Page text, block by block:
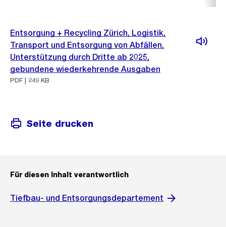
Entsorgung + Recycling Zürich, Logistik,
Transport und Entsorgung von Abfällen,
Unterstützung durch Dritte ab 2025,
gebundene wiederkehrende Ausgaben
PDF | 249 KB
Seite drucken
Für diesen Inhalt verantwortlich
Tiefbau- und Entsorgungsdepartement